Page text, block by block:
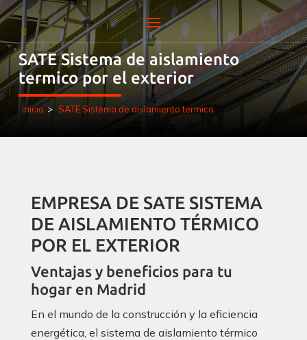
SATE Sistema de aislamiento
termico por el exterior
Inicio > SATE Sistema de aislamiento termico
EMPRESA DE SATE SISTEMA
DE AISLAMIENTO TÉRMICO
POR EL EXTERIOR
Ventajas y beneficios para tu
hogar en Madrid
En el mundo de la construcción y la eficiencia
energética, el sistema de aislamiento térmico